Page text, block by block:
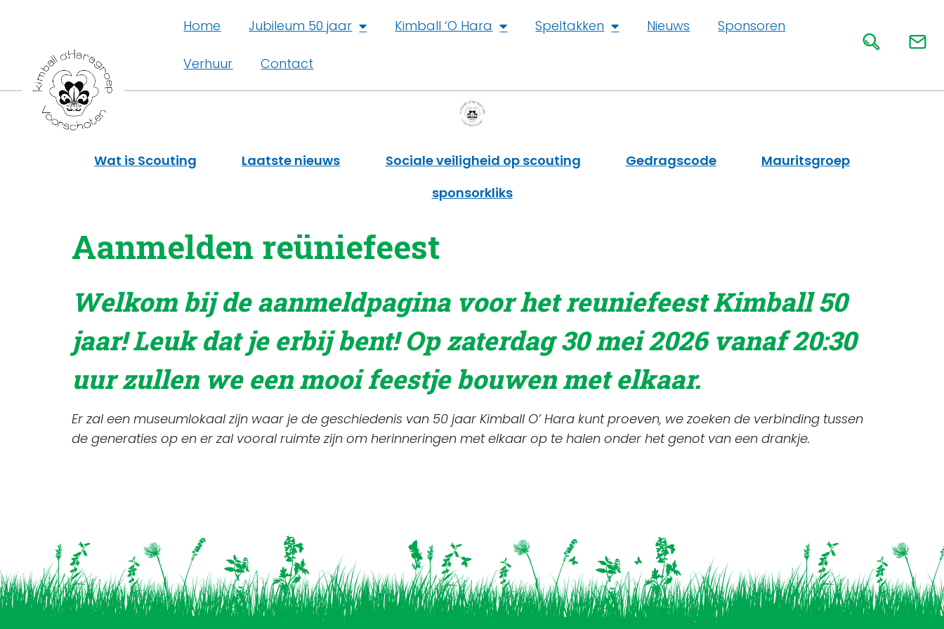
Home Jubileum 50 jaar Kimball ‘O Hara Speltakken Nieuws Sponsoren
Verhuur Contact
Wat is Scouting Laatste nieuws Sociale veiligheid op scouting Gedragscode
Mauritsgroep
sponsorkliks
Aanmelden reüniefeest
Welkom bij de aanmeldpagina voor het reuniefeest Kimball 50
jaar! Leuk dat je erbij bent! Op zaterdag 30 mei 2026 vanaf 20:30
uur zullen we een mooi feestje bouwen met elkaar.
Er zal een museumlokaal zijn waar je de geschiedenis van 50 jaar Kimball O’ Hara kunt proeven, we zoeken de verbinding tussen
de generaties op en er zal vooral ruimte zijn om herinneringen met elkaar op te halen onder het genot van een drankje.